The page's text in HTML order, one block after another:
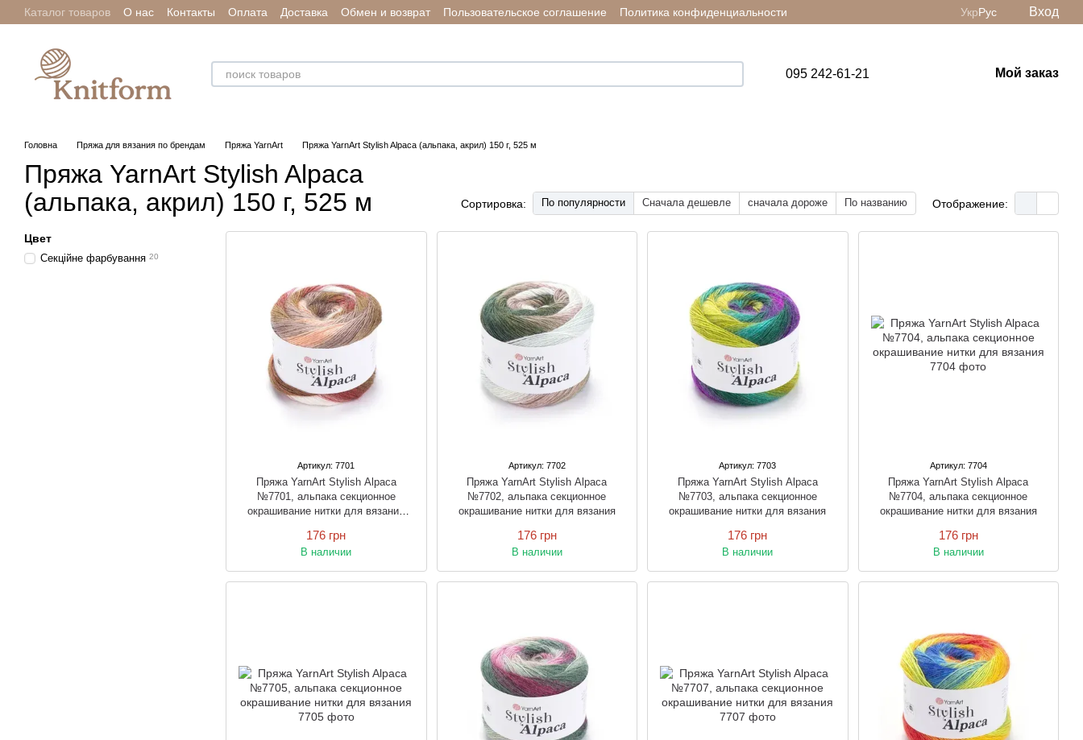
Перейти к основному контенту
Каталог товаров О нас Контакты Оплата Доставка Обмен и возврат Пользовательское соглашение
Политика конфиденциальности
Отзывы о магазине
УкрРус Вход
095 242-61-21 Мой заказ
Головна Пряжа для вязания по брендам Пряжа YarnArt Пряжа YarnArt Stylish Alpaca (альпака, акрил) 150 г, 525 м
Пряжа YarnArt Stylish Alpaca
(альпака, акрил) 150 г, 525 м
Сортировка: По популярности Сначала дешевле сначала дороже По названию Отображение:
Артикул: 7701
Пряжа YarnArt Stylish Alpaca
№7701, альпака секционное
окрашивание нитки для вязания
176 грн
В наличии
Артикул: 7702
Пряжа YarnArt Stylish Alpaca
№7702, альпака секционное
окрашивание нитки для вязания
176 грн
В наличии
Артикул: 7703
Пряжа YarnArt Stylish Alpaca
№7703, альпака секционное
окрашивание нитки для вязания
176 грн
В наличии
Артикул: 7704
Пряжа YarnArt Stylish Alpaca
№7704, альпака секционное
окрашивание нитки для вязания
176 грн
В наличии
Цвет
Секційне фарбування 20